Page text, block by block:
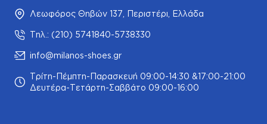
Λεωφόρος Θηβών 137, Περιστέρι, Ελλάδα
Τηλ.: (210) 5741840-5738330
info@milanos-shoes.gr
Τρίτη-Πέμπτη-Παρασκευή 09:00-14:30 &17:00-21:00
Δευτέρα-Τετάρτη-Σαββάτο 09:00-16:00